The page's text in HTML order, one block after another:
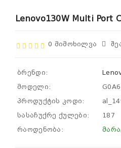
Lenovo130W Multi Port
0 Მიმოხილვა
ბრენდი:
მოდელი:
პროდუქტის კოდი:
სასაჩუქრე ქულები:
187
რაოდენობა: